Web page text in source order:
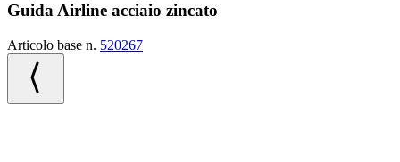
Guida Airline acciaio zincato
Articolo base n. 520267